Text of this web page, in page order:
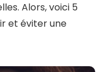
Alors, voici 5
et éviter une